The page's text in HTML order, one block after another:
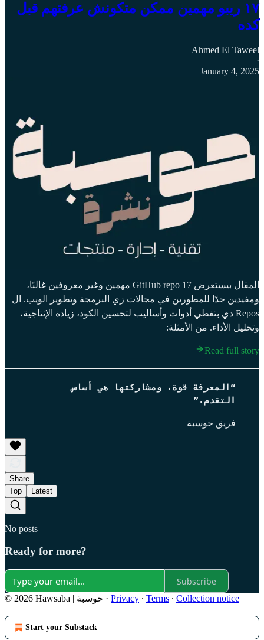
١٧ ريبو مهمين ممكن متكونش عرفتهم قبل
كده
Ahmed El Taweel
·
January 4, 2025
المقال بيستعرض 17 GitHub repo مهمين وغير معروفين غالبًا،
ومفيدين جدًا للمطورين في مجالات زي البرمجة وتطوير الويب. ال
Repos دي بتغطي أدوات وأساليب لتحسين الكود، زيادة الإنتاجية،
وتحليل الأداء. من الأمثلة:
Read full story
“المعرفة قوة، ومشاركتها هي أساس
التقدم.”
فريق حوسبة
Share
Top
Latest
No posts
Ready for more?
Subscribe
© 2026 Hawsaba | حوسبة · Privacy ∙ Terms ∙ Collection notice
Start your Substack